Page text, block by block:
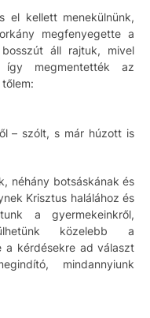
el kellett menekülnünk,
megfenyegette a
áll rajtuk, mivel
így megmentették az
– szólt, s már húzott is
néhány botsáskának és
Krisztus halálához és
a gyermekeinkről,
közelebb a
a kérdésekre ad választ
mindannyiunk